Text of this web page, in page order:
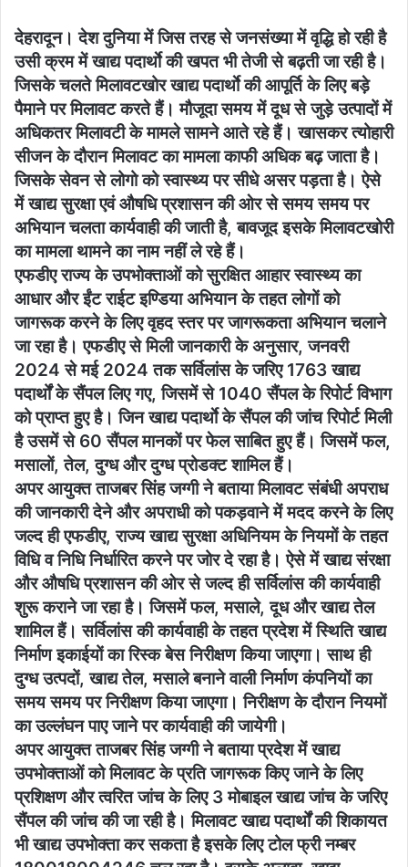
देहरादून। देश दुनिया में जिस तरह से जनसंख्या में वृद्धि हो रही है
उसी क्रम में खाद्य पदार्थाे की खपत भी तेजी से बढ़ती जा रही है।
जिसके चलते मिलावटखोर खाद्य पदार्थाे की आपूर्ति के लिए बड़े
पैमाने पर मिलावट करते हैं। मौजूदा समय में दूध से जुड़े उत्पादों में
अधिकतर मिलावटी के मामले सामने आते रहे हैं। खासकर त्योहारी
सीजन के दौरान मिलावट का मामला काफी अधिक बढ़ जाता है।
जिसके सेवन से लोगो को स्वास्थ्य पर सीधे असर पड़ता है। ऐसे
में खाद्य सुरक्षा एवं औषधि प्रशासन की ओर से समय समय पर
अभियान चलता कार्यवाही की जाती है, बावजूद इसके मिलावटखोरी
का मामला थामने का नाम नहीं ले रहे हैं।
एफडीए राज्य के उपभोक्ताओं को सुरक्षित आहार स्वास्थ्य का
आधार और ईंट राईट इण्डिया अभियान के तहत लोगों को
जागरूक करने के लिए वृहद स्तर पर जागरूकता अभियान चलाने
जा रहा है। एफडीए से मिली जानकारी के अनुसार, जनवरी
2024 से मई 2024 तक सर्विलांस के जरिए 1763 खाद्य
पदार्थों के सैंपल लिए गए, जिसमें से 1040 सैंपल के रिपोर्ट विभाग
को प्राप्त हुए है। जिन खाद्य पदार्थाे के सैंपल की जांच रिपोर्ट मिली
है उसमें से 60 सैंपल मानकों पर फेल साबित हुए हैं। जिसमें फल,
मसालों, तेल, दुग्ध और दुग्ध प्रोडक्ट शामिल हैं।
अपर आयुक्त ताजबर सिंह जग्गी ने बताया मिलावट संबंधी अपराध
की जानकारी देने और अपराधी को पकड़वाने में मदद करने के लिए
जल्द ही एफडीए, राज्य खाद्य सुरक्षा अधिनियम के नियमों के तहत
विधि व निधि निर्धारित करने पर जोर दे रहा है। ऐसे में खाद्य संरक्षा
और औषधि प्रशासन की ओर से जल्द ही सर्विलांस की कार्यवाही
शुरू कराने जा रहा है। जिसमें फल, मसाले, दूध और खाद्य तेल
शामिल हैं। सर्विलांस की कार्यवाही के तहत प्रदेश में स्थिति खाद्य
निर्माण इकाईयों का रिस्क बेस निरीक्षण किया जाएगा। साथ ही
दुग्ध उत्पदों, खाद्य तेल, मसाले बनाने वाली निर्माण कंपनियों का
समय समय पर निरीक्षण किया जाएगा। निरीक्षण के दौरान नियमों
का उल्लंघन पाए जाने पर कार्यवाही की जायेगी।
अपर आयुक्त ताजबर सिंह जग्गी ने बताया प्रदेश में खाद्य
उपभोक्ताओं को मिलावट के प्रति जागरूक किए जाने के लिए
प्रशिक्षण और त्वरित जांच के लिए 3 मोबाइल खाद्य जांच के जरिए
सैंपल की जांच की जा रही है। मिलावट खाद्य पदार्थों की शिकायत
भी खाद्य उपभोक्ता कर सकता है इसके लिए टोल फ्री नम्बर